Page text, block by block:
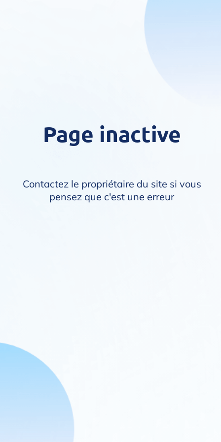
Page inactive
Contactez le propriétaire du site si vous
pensez que c'est une erreur